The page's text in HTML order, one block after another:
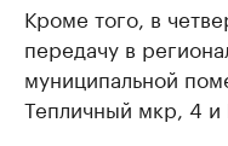
Кроме того, в
передачу в
муниципальной
Тепличный мкр, 4 и